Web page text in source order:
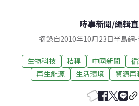
時事新聞/編輯
摘錄自2010年10月23日半島網
生物科技 秸稈 中國新聞
再生能源
生活環境 資源再